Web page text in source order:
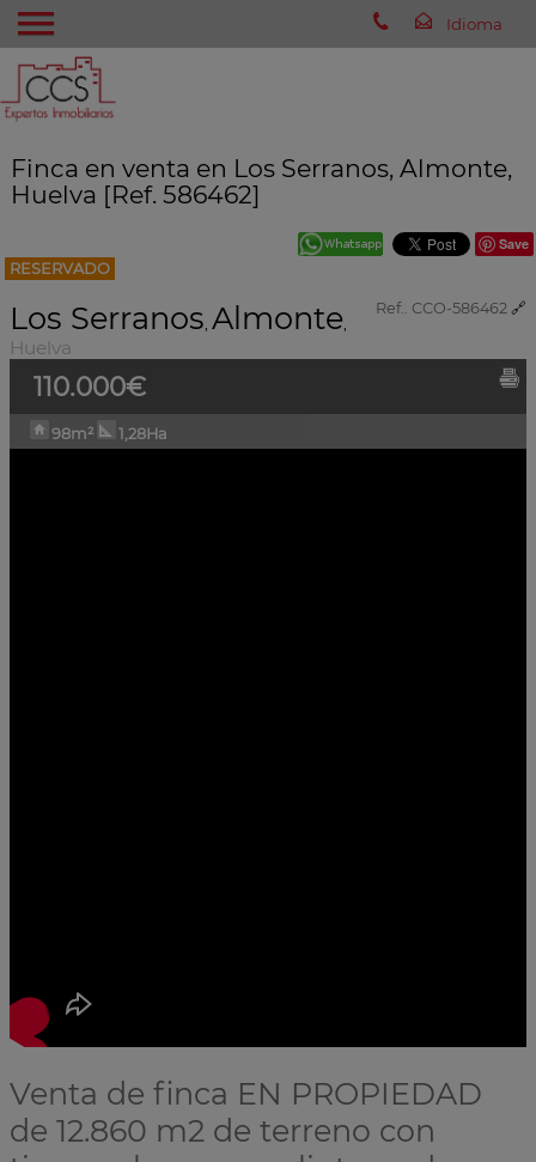
Finca en venta en Los Serranos, Almonte,
Huelva [Ref. 586462]
Save
RESERVADO
Ref.. CCO-586462 🔗
Los Serranos, Almonte,
Huelva
110.000€
98m² 1,28Ha
Venta de finca EN PROPIEDAD
de 12.860 m2 de terreno con